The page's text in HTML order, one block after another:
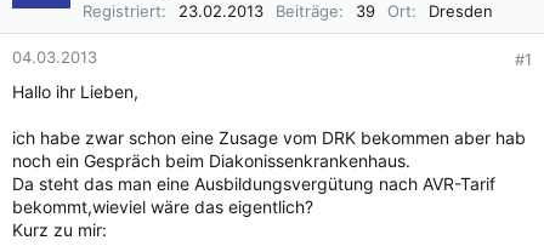
Registriert
23.02.2013 Beiträge 39 Ort Dresden
04.03.2013 #1
Hallo ihr Lieben,
ich habe zwar schon eine Zusage vom DRK bekommen aber hab
noch ein Gespräch beim Diakonissenkrankenhaus.
Da steht das man eine Ausbildungsvergütung nach AVR-Tarif
bekommt,wieviel wäre das eigentlich?
Kurz zu mir: